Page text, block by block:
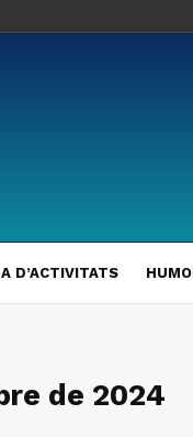
D’ACTIVITATS
de 2024